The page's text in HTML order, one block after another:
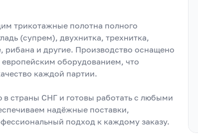
трикотажные полотна полного
(супрем), двухнитка, трехнитка,
рибана и другие. Производство оснащено
оборудованием, что
каждой партии.
страны СНГ и готовы работать с любыми
надёжные поставки,
подход к каждому заказу.